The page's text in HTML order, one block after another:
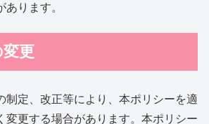
ります。
更
制定、改正等により、本ポリシーを適
変更する場合があります。本ポリシー